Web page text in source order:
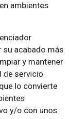
ambientes
su acabado más
y mantener
de servicio
lo convierte
y/o con unos